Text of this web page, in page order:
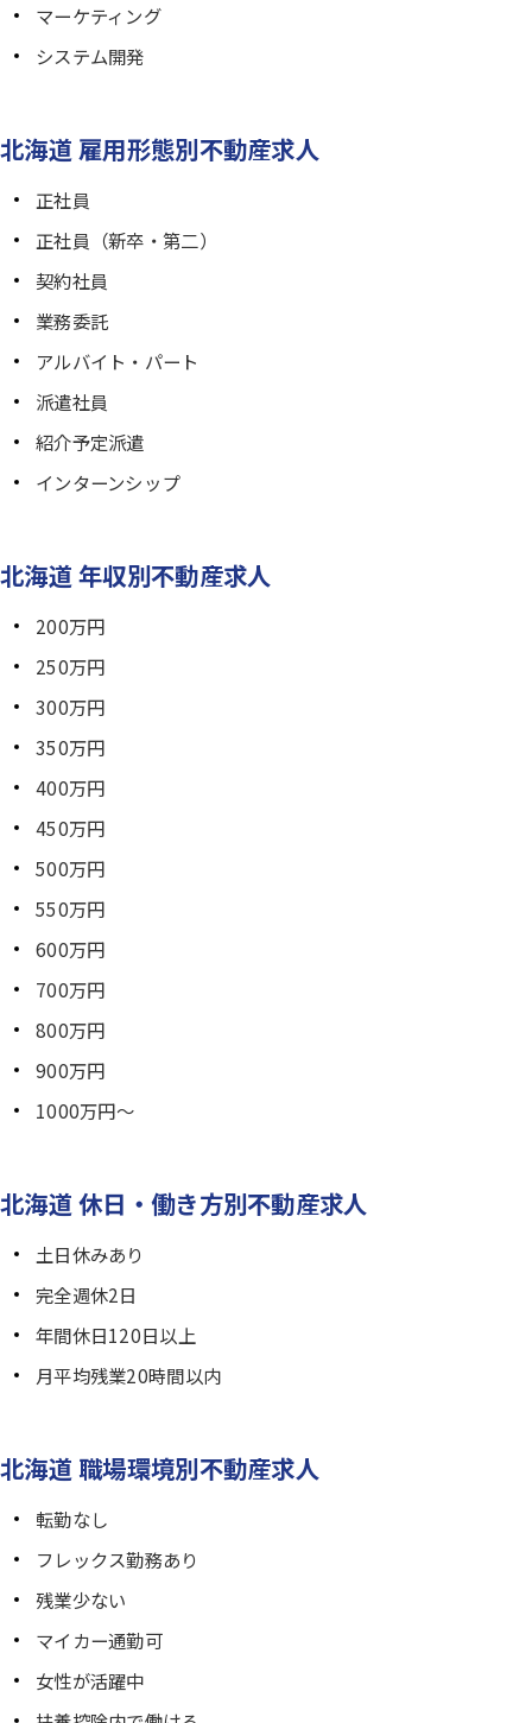
マーケティング
システム開発
北海道 雇用形態別不動産求人
正社員
正社員（新卒・第二）
契約社員
業務委託
アルバイト・パート
派遣社員
紹介予定派遣
インターンシップ
北海道 年収別不動産求人
200万円
250万円
300万円
350万円
400万円
450万円
500万円
550万円
600万円
700万円
800万円
900万円
1000万円～
北海道 休日・働き方別不動産求人
土日休みあり
完全週休2日
年間休日120日以上
月平均残業20時間以内
北海道 職場環境別不動産求人
転勤なし
フレックス勤務あり
残業少ない
マイカー通勤可
女性が活躍中